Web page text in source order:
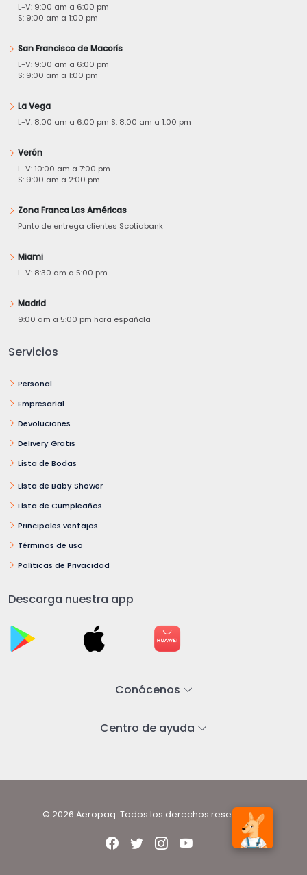
L-V: 9:00 am a 6:00 pm
S: 9:00 am a 1:00 pm
San Francisco de Macorís
L-V: 9:00 am a 6:00 pm
S: 9:00 am a 1:00 pm
La Vega
L-V: 8:00 am a 6:00 pm S: 8:00 am a 1:00 pm
Verón
L-V: 10:00 am a 7:00 pm
S: 9:00 am a 2:00 pm
Zona Franca Las Américas
Punto de entrega clientes Scotiabank
Miami
L-V: 8:30 am a 5:00 pm
Madrid
9:00 am a 5:00 pm hora española
Servicios
Personal
Empresarial
Devoluciones
Delivery Gratis
Lista de Bodas
Lista de Baby Shower
Lista de Cumpleaños
Principales ventajas
Términos de uso
Políticas de Privacidad
Descarga nuestra app
Conócenos
Centro de ayuda
© 2026 Aeropaq. Todos los derechos reservados.